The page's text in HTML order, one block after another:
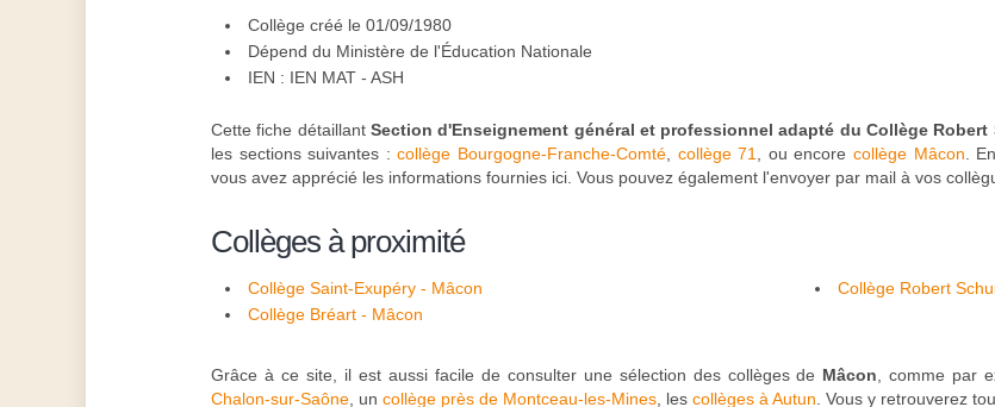
Collège créé le 01/09/1980
Dépend du Ministère de l'Éducation Nationale
IEN : IEN MAT - ASH
Cette fiche détaillant Section d'Enseignement général et professionnel adapté du Collège Robert
les sections suivantes :collège Bourgogne-Franche-Comté collège 71 , ou encorecollège Mâcon .
vous avez apprécié les informations fournies ici. Vous pouvez également l'envoyer par mail à vos
Collèges à proximité
Collège Saint-Exupéry - Mâcon
Collège Robert
Collège Bréart - Mâcon
Grâce à ce site, il est aussi facile de consulter une sélection des collèges de Mâcon , comme par
Chalon-sur-Saône , un collège près de Montceau-les-Mines , les collèges à Autun . Vous y retrouverez